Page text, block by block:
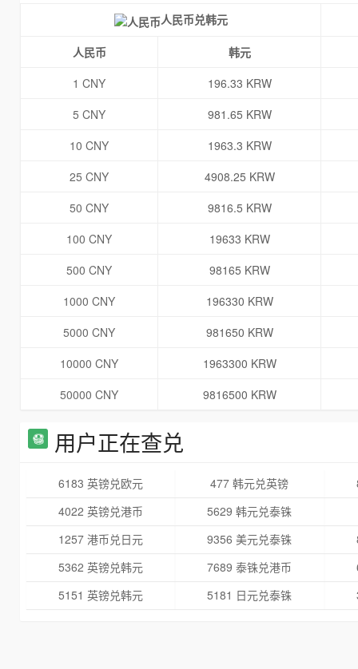
人民币兑韩元
人民币
韩元
1 CNY
196.33 KRW
5 CNY
981.65 KRW
10 CNY
1963.3 KRW
25 CNY
4908.25 KRW
50 CNY
9816.5 KRW
100 CNY
19633 KRW
500 CNY
98165 KRW
1000 CNY
196330 KRW
5000 CNY
981650 KRW
10000 CNY
1963300 KRW
50000 CNY
9816500 KRW
用户正在查兑
6183 英镑兑欧元 477 韩元兑英镑
4022 英镑兑港币
5629 韩元兑泰铢
1257 港币兑日元
9356 美元兑泰铢
5362 英镑兑韩元
7689 泰铢兑港币
5151 英镑兑韩元
5181 日元兑泰铢